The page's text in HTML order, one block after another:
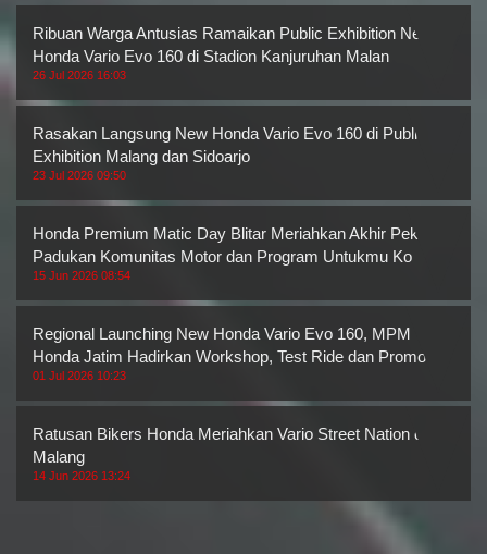
Ribuan Warga Antusias Ramaikan Public Exhibition New
Honda Vario Evo 160 di Stadion Kanjuruhan Malan
26 Jul 2026 16:03
Rasakan Langsung New Honda Vario Evo 160 di Public
Exhibition Malang dan Sidoarjo
23 Jul 2026 09:50
Honda Premium Matic Day Blitar Meriahkan Akhir Pekan,
Padukan Komunitas Motor dan Program Untukmu Ko
15 Jun 2026 08:54
Regional Launching New Honda Vario Evo 160, MPM
Honda Jatim Hadirkan Workshop, Test Ride dan Promo M
01 Jul 2026 10:23
Ratusan Bikers Honda Meriahkan Vario Street Nation di
Malang
14 Jun 2026 13:24